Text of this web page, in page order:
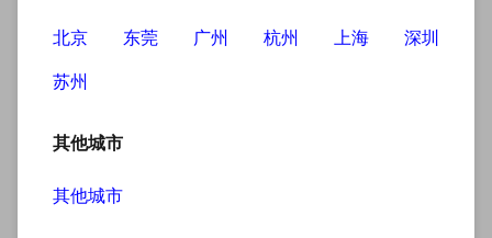
breathless
北京 东莞 广州 杭州 上海
深圳
苏州
其他城市
其他城市